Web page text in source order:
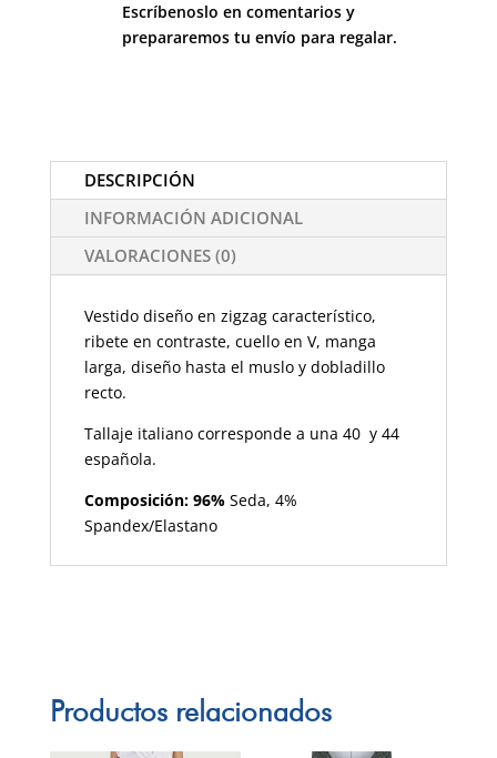
Escríbenoslo en comentarios y
prepararemos tu envío para regalar.
DESCRIPCIÓN
INFORMACIÓN ADICIONAL
VALORACIONES (0)
Vestido diseño en zigzag característico,
ribete en contraste, cuello en V, manga
larga, diseño hasta el muslo y dobladillo
recto.
Tallaje italiano corresponde a una 40 y 44
española.
Composición: 96% Seda, 4%
Spandex/Elastano
Productos relacionados